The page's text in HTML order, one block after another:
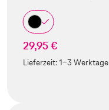
29,95 €
Lieferzeit:1-3 Werktage